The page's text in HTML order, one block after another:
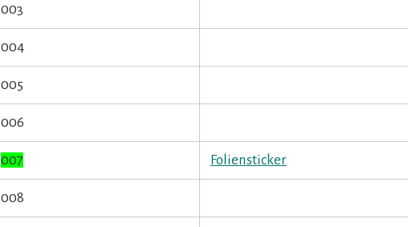
003
004
005
006
007 Foliensticker
008